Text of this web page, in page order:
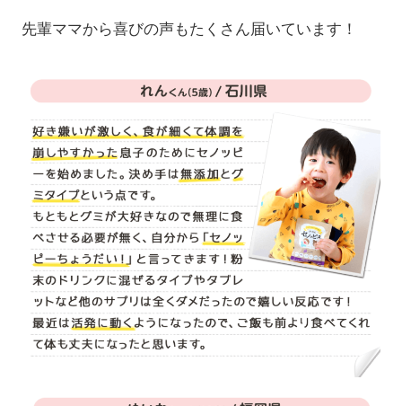
先輩ママから喜びの声もたくさん届いています！